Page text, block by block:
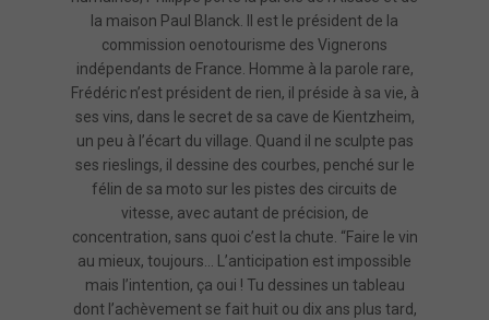
la maison Paul Blanck. Il est le président de la
commission oenotourisme des Vignerons
indépendants de France. Homme à la parole rare,
Frédéric n’est président de rien, il préside à sa vie, à
ses vins, dans le secret de sa cave de Kientzheim,
un peu à l’écart du village. Quand il ne sculpte pas
ses rieslings, il dessine des courbes, penché sur le
félin de sa moto sur les pistes des circuits de
vitesse, avec autant de précision, de
concentration, sans quoi c’est la chute. “Faire le vin
au mieux, toujours… L’anticipation est impossible
mais l’intention, ça oui ! Tu dessines un tableau
dont l’achèvement se fait huit ou dix ans plus tard,